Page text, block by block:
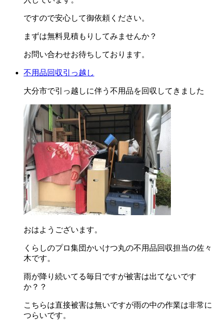
ですので安心して御依頼ください。
まずは無料見積もりしてみませんか？
お問い合わせお待ちしております。
不用品回収引っ越し
大分市で引っ越しに伴う不用品を回収してきました
おはようございます。
くらしのプロ集団かいけつ丸の不用品回収担当の佐々
木です。
雨が降り続いてる毎日ですが被害は出てないです
か？？
こちらは直接被害は無いですが雨の中の作業は非常に
つらいです。